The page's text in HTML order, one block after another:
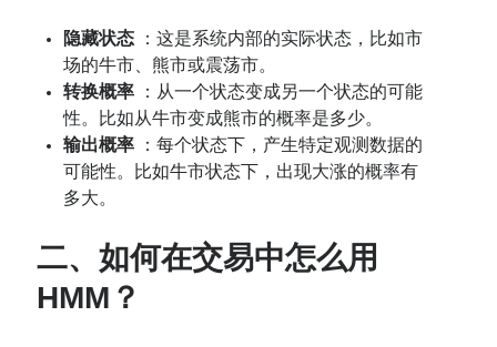
隐藏状态
：这是系统内部的实际状态，比如市
场的牛市、熊市或震荡市。
转换概率
：从一个状态变成另一个状态的可能
性。比如从牛市变成熊市的概率是多少。
输出概率
：每个状态下，产生特定观测数据的
可能性。比如牛市状态下，出现大涨的概率有
多大。
二、如何在交易中怎么用
HMM？